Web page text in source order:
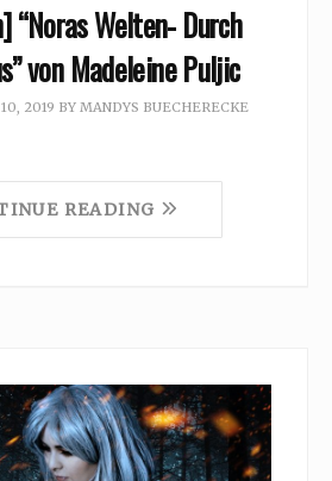
“Noras Welten- Durch
von Madeleine Puljic
2019 BY MANDYS BUECHERECKE
READING